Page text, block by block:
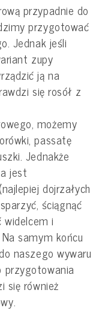
przypadnie do
przygotować
Jednak jeśli
zupy
ją na
się rosół z
możemy
passatę
Jednakże
jest
dojrzałych
ściągnąć
widelcem i
samym końcu
naszego wywaru
przygotowania
się również